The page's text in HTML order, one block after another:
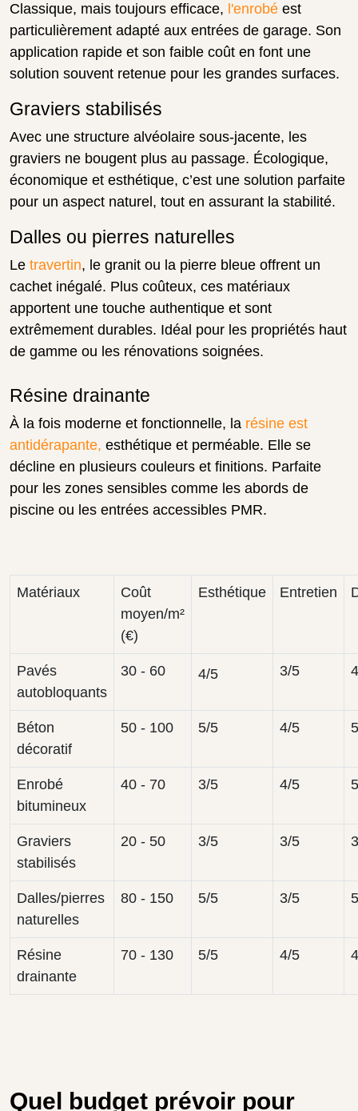
Classique, mais toujours efficace, l'enrobé est
particulièrement adapté aux entrées de garage. Son
application rapide et son faible coût en font une
solution souvent retenue pour les grandes surfaces.
Graviers stabilisés
Avec une structure alvéolaire sous-jacente, les
graviers ne bougent plus au passage. Écologique,
économique et esthétique, c’est une solution parfaite
pour un aspect naturel, tout en assurant la stabilité.
Dalles ou pierres naturelles
Le travertin, le granit ou la pierre bleue offrent un
cachet inégalé. Plus coûteux, ces matériaux
apportent une touche authentique et sont
extrêmement durables. Idéal pour les propriétés haut
de gamme ou les rénovations soignées.
Résine drainante
À la fois moderne et fonctionnelle, la résine est
antidérapante, esthétique et perméable. Elle se
décline en plusieurs couleurs et finitions. Parfaite
pour les zones sensibles comme les abords de
piscine ou les entrées accessibles PMR.
Matériaux
Coût
moyen/m²
(€)
Esthétique Entretien
Pavés
autobloquants
30 - 60 4/5 3/5
Béton
décoratif
50 - 100 5/5 4/5
Enrobé
bitumineux
40 - 70 3/5 4/5
Graviers
stabilisés
20 - 50 3/5 3/5
Dalles/pierres
naturelles
80 - 150 5/5 3/5
Résine
drainante
70 - 130 5/5 4/5
Quel budget prévoir pour